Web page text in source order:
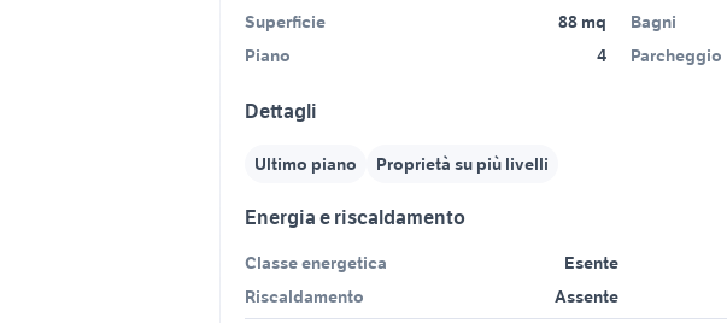
Superficie
88 mq
Piano
4
Bagni
Parcheggio
Dettagli
Ultimo piano Proprietà su più livelli
Energia e riscaldamento
Classe energetica
Esente
Riscaldamento
Assente